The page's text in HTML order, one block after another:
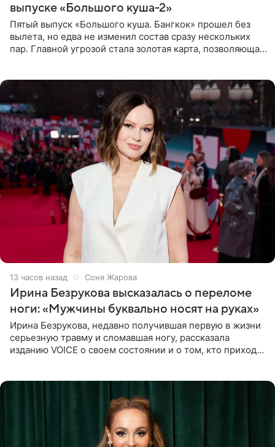
выпуске «Большого куша-2»
Пятый выпуск «Большого куша. Бангкок» прошел без
вылета, но едва не изменил состав сразу нескольких
пар. Главной угрозой стала золотая карта, позволяющая
13 часов назад Соня Жарова
Ирина Безрукова высказалась о переломе
ноги: «Мужчины буквально носят на руках»
Ирина Безрукова, недавно получившая первую в жизни
серьезную травму и сломавшая ногу, рассказала
изданию VOICE о своем состоянии и о том, кто приходит